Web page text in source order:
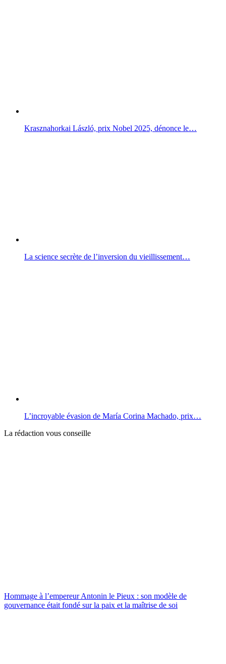
Krasznahorkai László, prix Nobel 2025, dénonce le…
La science secrète de l’inversion du vieillissement…
L’incroyable évasion de María Corina Machado, prix…
La rédaction vous conseille
Hommage à l’empereur Antonin le Pieux : son modèle de
gouvernance était fondé sur la paix et la maîtrise de soi